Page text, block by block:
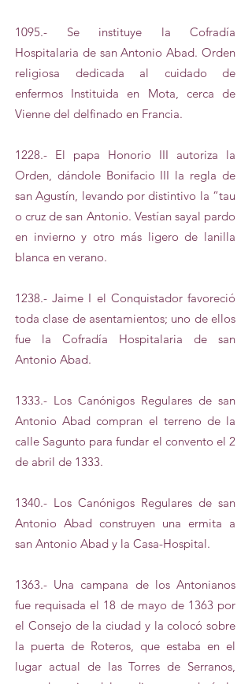
1095.- Se instituye la Cofradía
Hospitalaria de san Antonio Abad. Orden
religiosa dedicada al cuidado de
enfermos Instituida en Mota, cerca de
Vienne del delfinado en Francia.
1228.- El papa Honorio III autoriza la
Orden, dándole Bonifacio III la regla de
san Agustín, levando por distintivo la “tau
o cruz de san Antonio. Vestían sayal pardo
en invierno y otro más ligero de lanilla
blanca en verano.
1238.- Jaime I el Conquistador favoreció
toda clase de asentamientos; uno de ellos
fue la Cofradía Hospitalaria de san
Antonio Abad.
1333.- Los Canónigos Regulares de san
Antonio Abad compran el terreno de la
calle Sagunto para fundar el convento el 2
de abril de 1333.
1340.- Los Canónigos Regulares de san
Antonio Abad construyen una ermita a
san Antonio Abad y la Casa-Hospital.
1363.- Una campana de los Antonianos
fue requisada el 18 de mayo de 1363 por
el Consejo de la ciudad y la colocó sobre
la puerta de Roteros, que estaba en el
lugar actual de las Torres de Serranos,